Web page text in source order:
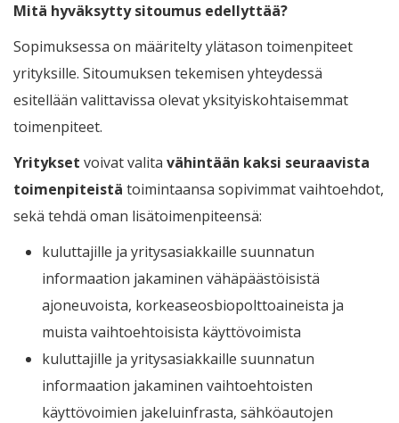
Mitä hyväksytty sitoumus edellyttää?
Sopimuksessa on määritelty ylätason toimenpiteet
yrityksille. Sitoumuksen tekemisen yhteydessä
esitellään valittavissa olevat yksityiskohtaisemmat
toimenpiteet.
Yritykset voivat valita vähintään kaksi seuraavista
toimenpiteistä toimintaansa sopivimmat vaihtoehdot,
sekä tehdä oman lisätoimenpiteensä:
kuluttajille ja yritysasiakkaille suunnatun
informaation jakaminen vähäpäästöisistä
ajoneuvoista, korkeaseosbiopolttoaineista ja
muista vaihtoehtoisista käyttövoimista
kuluttajille ja yritysasiakkaille suunnatun
informaation jakaminen vaihtoehtoisten
käyttövoimien jakeluinfrasta, sähköautojen